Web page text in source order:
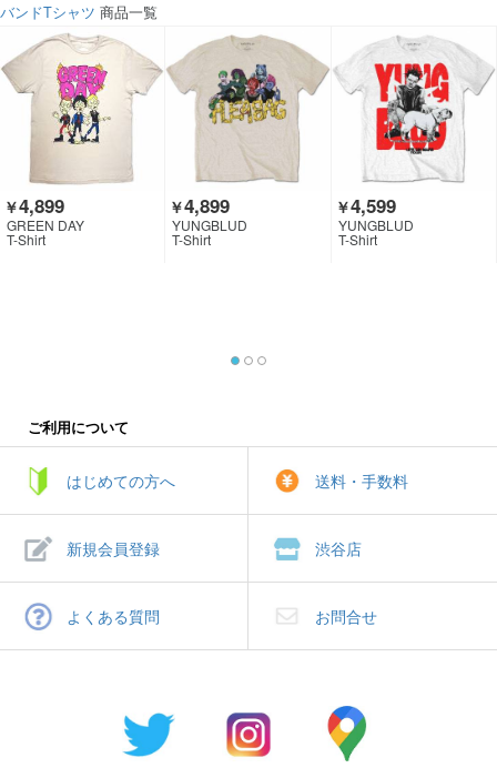
バンドTシャツ 商品一覧
￥4,899
GREEN DAY
T-Shirt
￥4,899
YUNGBLUD
T-Shirt
￥4,599
YUNGBLUD
T-Shirt
ご利用について
はじめての方へ 送料・手数料
新規会員登録 渋谷店
よくある質問 お問合せ